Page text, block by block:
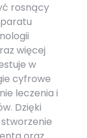
rosnący
więcej
w
cyfrowe
leczenia i
Dzięki